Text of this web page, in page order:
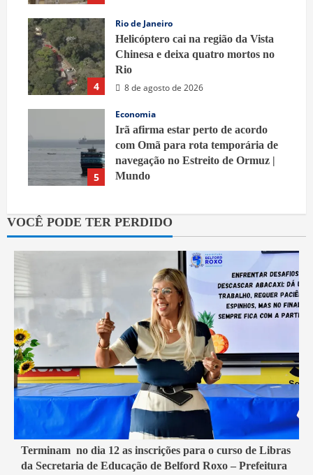
4
Rio de Janeiro
Helicóptero cai na região da Vista
Chinesa e deixa quatro mortos no
Rio
8 de agosto de 2026
5
Economia
Irã afirma estar perto de acordo
com Omã para rota temporária de
navegação no Estreito de Ormuz |
Mundo
VOCÊ PODE TER PERDIDO
1 min read
Belford Roxo
Terminam no dia 12 as inscrições para o curso de Libras
da Secretaria de Educação de Belford Roxo – Prefeitura